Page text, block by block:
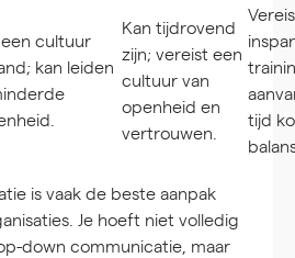
cultuur
kan leiden
Kan tijdrovend
zijn; vereist een
cultuur van
openheid en
vertrouwen.
tijd
is vaak de beste aanpak
Je hoeft niet volledig
down communicatie, maar